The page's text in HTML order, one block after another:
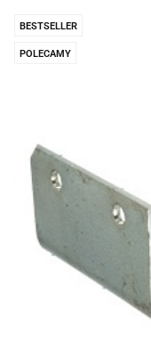
BESTSELLER
POLECAMY